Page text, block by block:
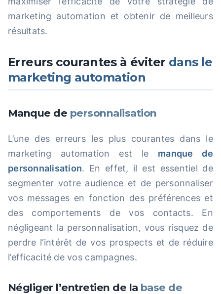
marketing automation et obtenir de meilleurs
résultats.
Erreurs courantes à éviter dans le
marketing automation
Manque de personnalisation
L’une des erreurs les plus courantes dans le
marketing automation est le manque de
personnalisation. En effet, il est essentiel de
segmenter votre audience et de personnaliser
vos messages en fonction des préférences et
des comportements de vos contacts. En
négligeant la personnalisation, vous risquez de
perdre l’intérêt de vos prospects et de réduire
l’efficacité de vos campagnes.
Négliger l’entretien de la base de